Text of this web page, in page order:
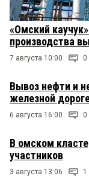
«Омский
производства
7 августа 10:00 0
Вывоз нефти и
железной
6 августа 16:00 0
В омском
участников
3 августа 13:06 1